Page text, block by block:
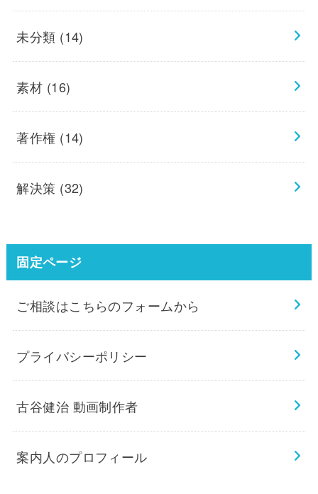
未分類 (14)
素材 (16)
著作権 (14)
解決策 (32)
固定ページ
ご相談はこちらのフォームから
プライバシーポリシー
古谷健治 動画制作者
案内人のプロフィール